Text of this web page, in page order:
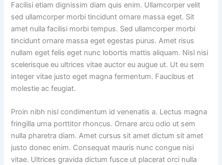
Facilisi etiam dignissim diam quis enim. Ullamcorper velit
sed ullamcorper morbi tincidunt ornare massa eget. Sit
amet nulla facilisi morbi tempus. Sed ullamcorper morbi
tincidunt ornare massa eget egestas purus. Amet risus
nullam eget felis eget nunc lobortis mattis aliquam. Nisl nisi
scelerisque eu ultrices vitae auctor eu augue ut. Ut eu sem
integer vitae justo eget magna fermentum. Faucibus et
molestie ac feugiat.
Proin nibh nisl condimentum id venenatis a. Lectus magna
fringilla urna porttitor rhoncus. Ornare arcu odio ut sem
nulla pharetra diam. Amet cursus sit amet dictum sit amet
justo donec enim. Consequat mauris nunc congue nisi
vitae. Ultrices gravida dictum fusce ut placerat orci nulla